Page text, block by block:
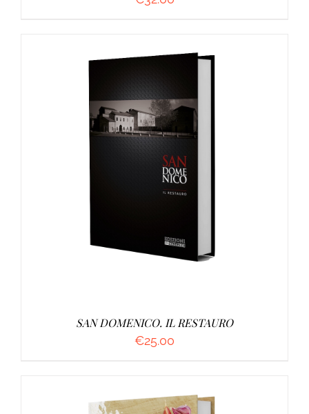
AGGIUNGI AL CARRELLO /
SAN DOMENICO. IL RESTAURO
€25.00